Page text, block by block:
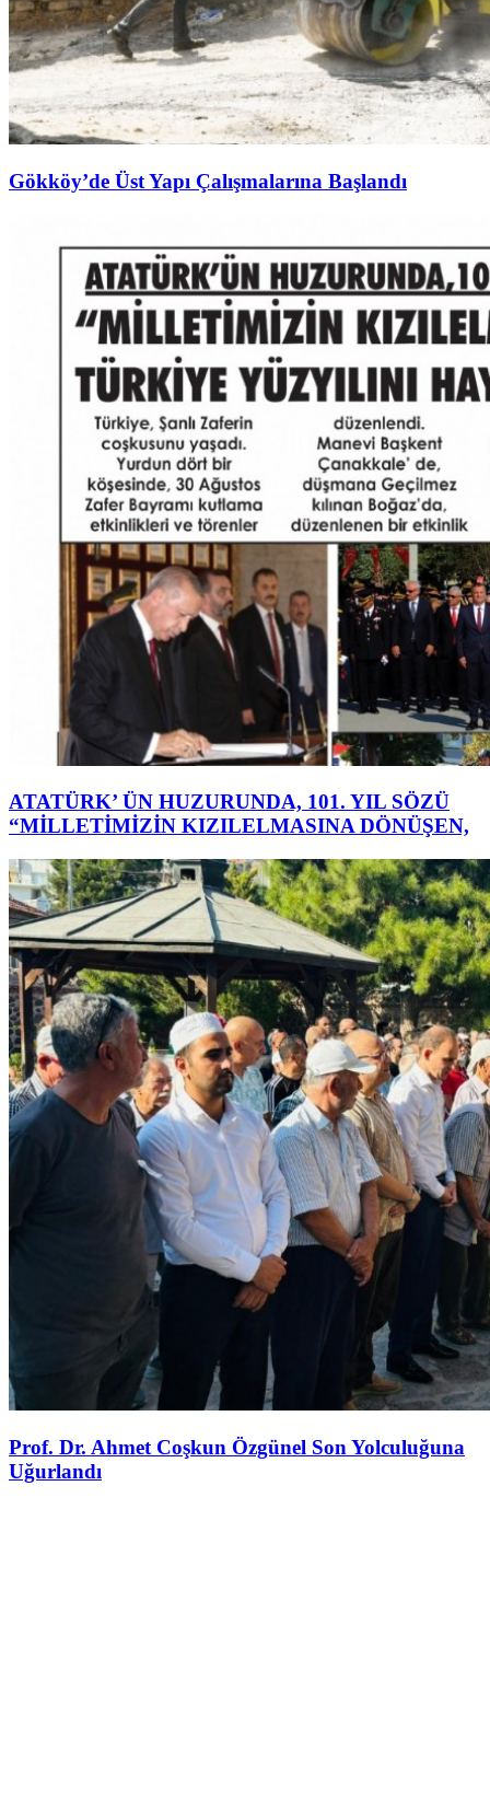
Gökköy’de Üst Yapı Çalışmalarına Başlandı
ATATÜRK’ ÜN HUZURUNDA, 101. YIL SÖZÜ
“MİLLETİMİZİN KIZILELMASINA DÖNÜŞEN,
Prof. Dr. Ahmet Coşkun Özgünel Son Yolculuğuna
Uğurlandı